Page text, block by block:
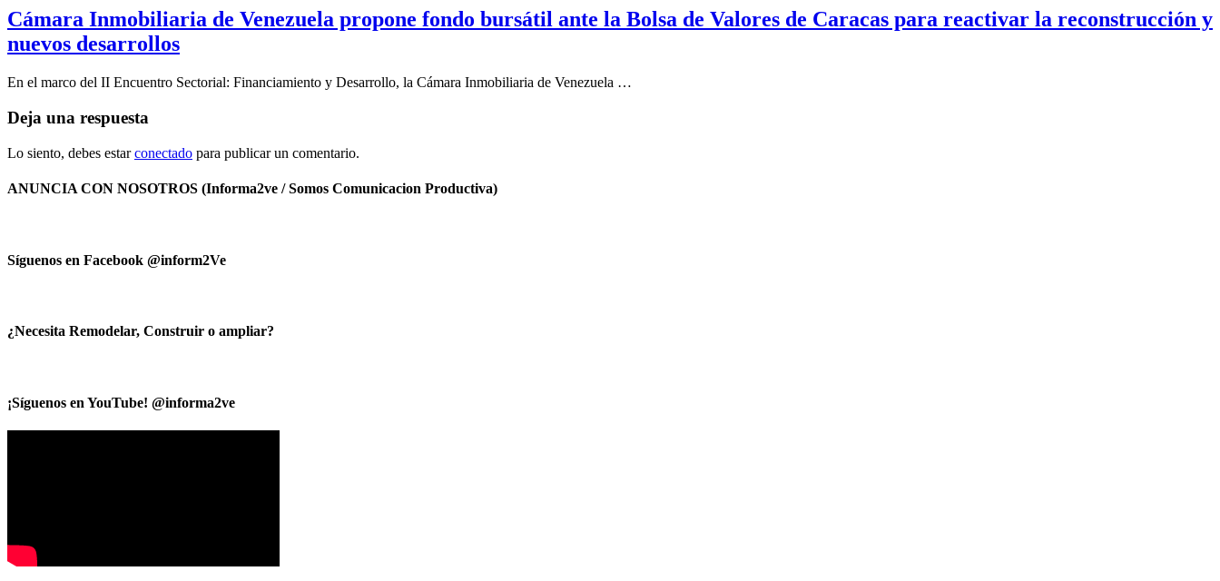
Cámara Inmobiliaria de Venezuela propone fondo bursátil ante la Bolsa de Valores de Caracas para reactivar la reconstrucción y
nuevos desarrollos
En el marco del II Encuentro Sectorial: Financiamiento y Desarrollo, la Cámara Inmobiliaria de Venezuela …
Deja una respuesta
Lo siento, debes estarconectado para publicar un comentario.
ANUNCIA CON NOSOTROS (Informa2ve / Somos Comunicacion Productiva)
Síguenos en Facebook @inform2Ve
¿Necesita Remodelar, Construir o ampliar?
¡Síguenos en YouTube! @informa2ve